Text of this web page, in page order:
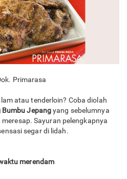
Primarasa
atau tenderloin? Coba diolah
Bumbu Jepangyang sebelumnya
Sayuran pelengkapnya
segar di lidah.
merendam